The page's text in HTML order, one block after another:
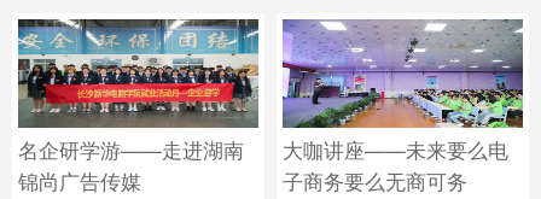
名企研学游——走进湖南
锦尚广告传媒
大咖讲座——未来要么电
子商务要么无商可务